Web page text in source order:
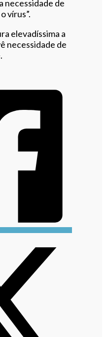
necessidade de
vírus”.
elevadíssima a
necessidade de